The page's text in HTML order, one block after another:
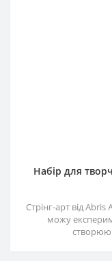
Набір для
Стрінг-арт від
можу